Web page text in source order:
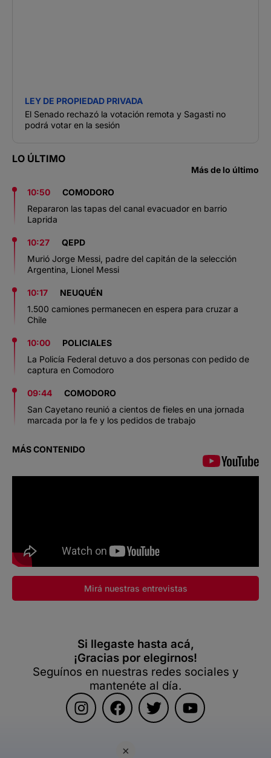
×
LEY DE PROPIEDAD PRIVADA
El Senado rechazó la votación remota y Sagasti no
podrá votar en la sesión
LO ÚLTIMO
Más de lo último
10:50
COMODORO
Repararon las tapas del canal evacuador en barrio
Laprida
10:27
QEPD
Murió Jorge Messi, padre del capitán de la selección
Argentina, Lionel Messi
10:17
NEUQUÉN
1.500 camiones permanecen en espera para cruzar a
Chile
10:00
POLICIALES
La Policía Federal detuvo a dos personas con pedido de
captura en Comodoro
09:44
COMODORO
San Cayetano reunió a cientos de fieles en una jornada
marcada por la fe y los pedidos de trabajo
MÁS CONTENIDO
Mirá nuestras entrevistas
Si llegaste hasta acá,
¡Gracias por elegirnos!
Seguínos en nuestras redes sociales y
mantenéte al día.